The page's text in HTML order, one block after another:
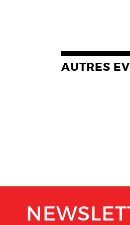
AUTRES